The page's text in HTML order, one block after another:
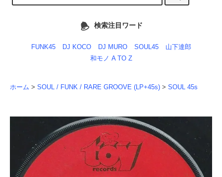
検索注目ワード
FUNK45 DJ KOCO DJ MURO SOUL45
山下達郎
和モノ A TO Z
ホーム > SOUL / FUNK / RARE GROOVE (LP+45s) > SOUL 45s